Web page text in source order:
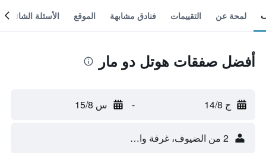
لمحة عن التقييمات فنادق مشابهة الموقع الأسئلة الشائعة
أفضل صفقات هوتل دو مار
ج 14/8 - س 15/8
2 من الضيوف، غرفة واحدة